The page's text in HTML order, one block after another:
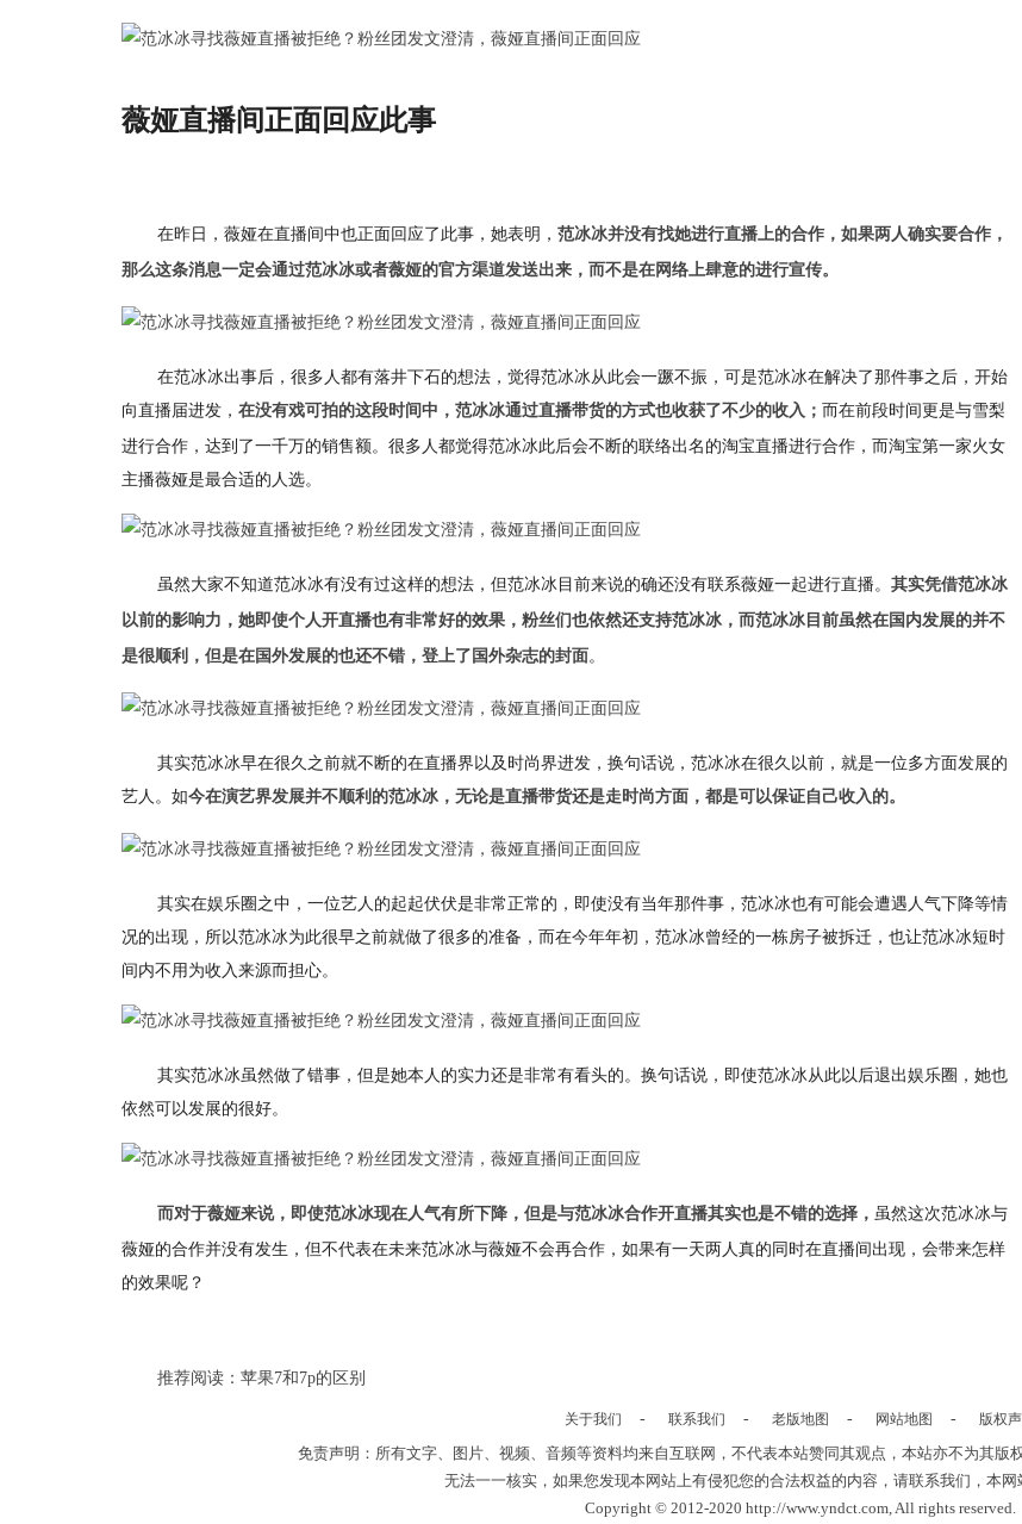
薇娅直播间正面回应此事
在昨日，薇娅在直播间中也正面回应了此事，她表明， 范冰冰并没有找她进行直播上的合作，如果两人确实要合作，
那么这条消息一定会通过范冰冰或者薇娅的官方渠道发送出来，而不是在网络上肆意的进行宣传。
在范冰冰出事后，很多人都有落井下石的想法，觉得范冰冰从此会一蹶不振，可是范冰冰在解决了那件事之后，开始
向直播届进发， 在没有戏可拍的这段时间中，范冰冰通过直播带货的方式也收获了不少的收入； 而在前段时间更是与雪梨
进行合作，达到了一千万的销售额。很多人都觉得范冰冰此后会不断的联络出名的淘宝直播进行合作，而淘宝第一家火女
主播薇娅是最合适的人选。
虽然大家不知道范冰冰有没有过这样的想法，但范冰冰目前来说的确还没有联系薇娅一起进行直播。 其实凭借范冰冰
以前的影响力，她即使个人开直播也有非常好的效果，粉丝们也依然还支持范冰冰，而范冰冰目前虽然在国内发展的并不
是很顺利，但是在国外发展的也还不错，登上了国外杂志的封面。
其实范冰冰早在很久之前就不断的在直播界以及时尚界进发，换句话说，范冰冰在很久以前，就是一位多方面发展的
艺人。如今在演艺界发展并不顺利的范冰冰，无论是直播带货还是走时尚方面，都是可以保证自己收入的。
其实在娱乐圈之中，一位艺人的起起伏伏是非常正常的，即使没有当年那件事，范冰冰也有可能会遭遇人气下降等情
况的出现，所以范冰冰为此很早之前就做了很多的准备，而在今年年初，范冰冰曾经的一栋房子被拆迁，也让范冰冰短时
间内不用为收入来源而担心。
其实范冰冰虽然做了错事，但是她本人的实力还是非常有看头的。换句话说，即使范冰冰从此以后退出娱乐圈，她也
依然可以发展的很好。
而对于薇娅来说，即使范冰冰现在人气有所下降，但是与范冰冰合作开直播其实也是不错的选择， 虽然这次范冰冰与
薇娅的合作并没有发生，但不代表在未来范冰冰与薇娅不会再合作，如果有一天两人真的同时在直播间出现，会带来怎样
的效果呢？
推荐阅读： 苹果7和7p的区别
关于我们 - 联系我们 - 老版地图 - 网站地图 - 版权
免责声明：所有文字、图片、视频、音频等资料均来自互联网，不代表本站赞同其观点，本站亦不为其版
无法一一核实，如果您发现本网站上有侵犯您的合法权益的内容，请联系我们，本网
Copyright © 2012-2020 http://www.yndct.com, All rights reserved.